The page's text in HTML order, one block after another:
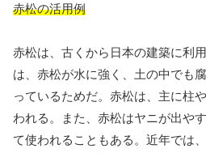
赤松の活用例
赤松は、古くから日本の建築に利
は、赤松が水に強く、土の中でも
っているためだ。赤松は、主に柱
われる。また、赤松はヤニが出や
て使われることもある。近年では